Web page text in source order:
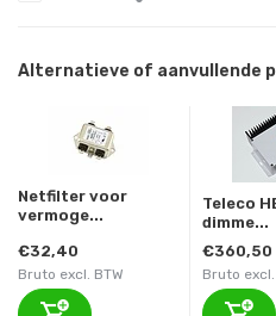
Alternatieve of aanvullende
Netfilter voor
vermoge...
€32,40
Bruto excl. BTW
Teleco
dimme...
€360,50
Bruto excl.